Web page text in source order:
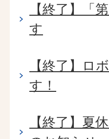
【終了】「
す
【終了】ロ
す！
【終了】夏